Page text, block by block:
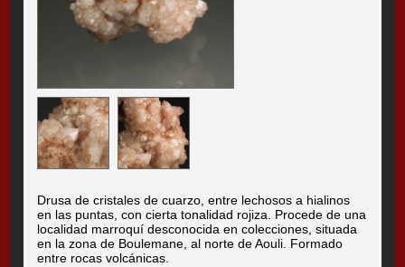
Drusa de cristales de cuarzo, entre lechosos a hialinos
en las puntas, con cierta tonalidad rojiza. Procede de una
localidad marroquí desconocida en colecciones, situada
en la zona de Boulemane, al norte de Aouli. Formado
entre rocas volcánicas.